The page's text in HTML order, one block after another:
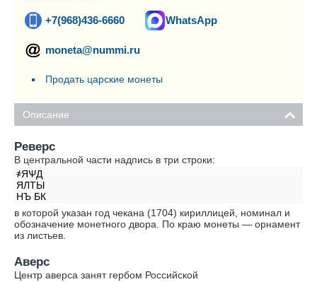
+7(968)436-6660 WhatsApp
moneta@nummi.ru
Продать царские монеты
Описание
Реверс
В центральной части надпись в три строки:
҂ЯѰД
ЯЛТЫ
НЪ БК
в которой указан год чекана (1704) кириллицей, номинал и
обозначение монетного двора. По краю монеты — орнамент
из листьев.
Аверс
Центр аверса занят гербом Российской